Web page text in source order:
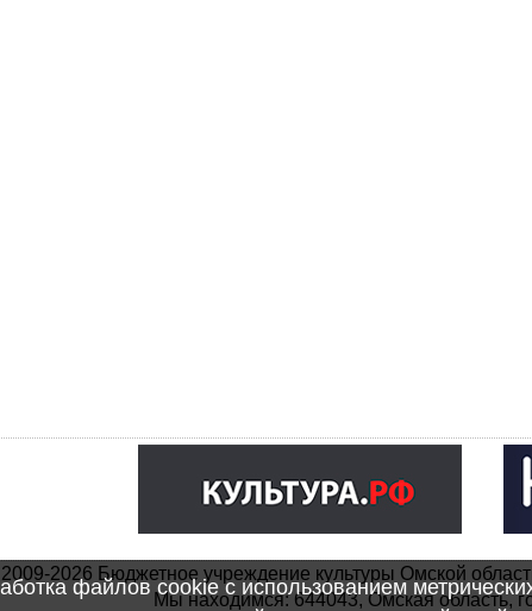
2026 Бюджетное учреждение культуры Омской
Мы находимся: 644043, Омская область,
файлов cookie с использованием